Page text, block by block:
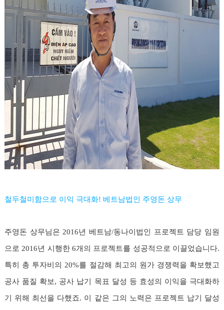
철두철미함으로 이익 극대화! 베트남법인 주영돈 상무
주영돈 상무님은 2016년 베트남/동나이법인 프로젝트 담당 임원
으로 2016년 시행한 6개의 프로젝트를 성공적으로 이끌었습니다.
특히 총 투자비의 20%를 절감해 최고의 원가 경쟁력을 확보했고
공사 품질 확보, 공사 납기 목표 달성 등 효성의 이익을 극대화하
기 위해 최선을 다했죠. 이 같은 그의 노력은 프로젝트 납기 달성